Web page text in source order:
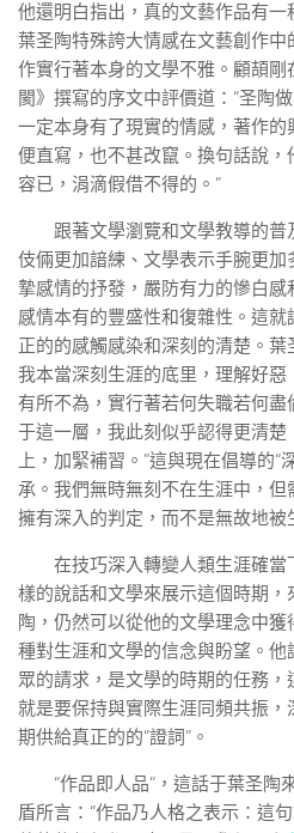
他還明白指出，真的文藝作品有一
葉圣陶特殊誇大情感在文藝創作中
作實行著本身的文學不雅。顧頡
閡》撰寫的序文中評價道：“圣陶
一定本身有了現實的情感，著作的
便直寫，也不甚改竄。換句話說
容已，涓滴假借不得的。”
跟著文學瀏覽和文學教導的
伎倆更加諳練、文學表示手腕更
摯感情的抒發，嚴防有力的慘白
感情本有的豐盛性和復雜性。這
正的的感觸感染和深刻的清楚。葉
我本當深刻生涯的底里，理解好
有所不為，實行著若何失職若何
于這一層，我此刻似乎認得更清
上，加緊補習。”這與現在倡導的“
承。我們無時無刻不在生涯中，但
擁有深入的判定，而不是無故地被
在技巧深入轉變人類生涯確
樣的說話和文學來展示這個時期
陶，仍然可以從他的文學理念中
種對生涯和文學的信念與盼望。他
眾的請求，是文學的時期的任務，
就是要保持與實際生涯同頻共振
期供給真正的的“證詞”。
“作品即人品”，這話于葉圣陶
盾所言：“作品乃人格之表示：這